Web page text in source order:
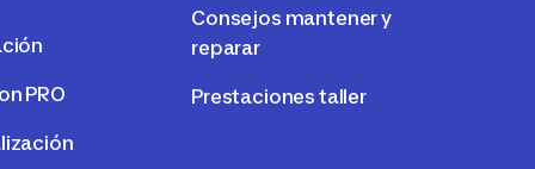
PRO
Consejos mantener y
reparar
Prestaciones taller